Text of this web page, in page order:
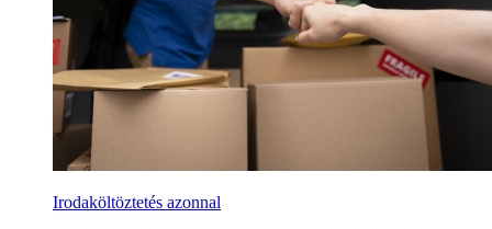
Irodaköltöztetés azonnal